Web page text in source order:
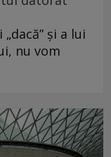
şi a lui
nu vom